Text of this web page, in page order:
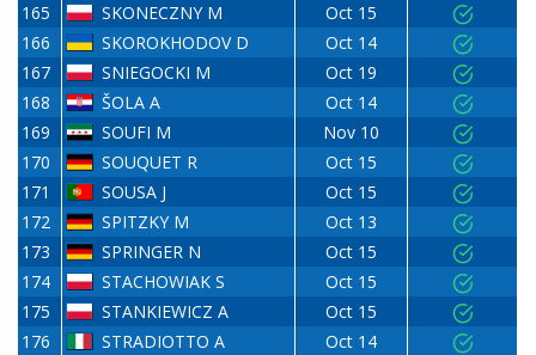
165
SKONECZNY M
Oct 15
166
SKOROKHODOV D
Oct 14
167
SNIEGOCKI M
Oct 19
168
ŠOLA A
Oct 14
169
SOUFI M
Nov 10
170
SOUQUET R
Oct 15
171
SOUSA J
Oct 15
172
SPITZKY M
Oct 13
173
SPRINGER N
Oct 15
174
STACHOWIAK S
Oct 15
175
STANKIEWICZ A
Oct 15
176
STRADIOTTO A
Oct 14